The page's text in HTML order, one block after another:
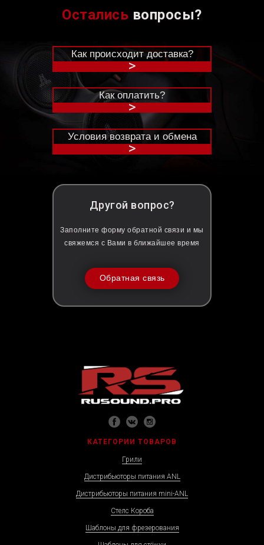
Остались вопросы?
Как происходит доставка?
>
Как оплатить?
>
Условия возврата и обмена
>
Другой вопрос?
Заполните форму обратной связи и мы
свяжемся с Вами в ближайшее время
Обратная связь
КАТЕГОРИИ ТОВАРОВ
Грили
Дистрибьюторы питания ANL
Дистрибьюторы питания mini-ANL
Стелс Короба
Шаблоны для фрезерования